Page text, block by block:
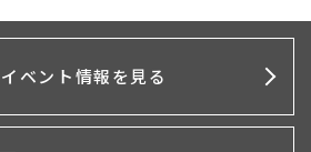
イベント情報を見る